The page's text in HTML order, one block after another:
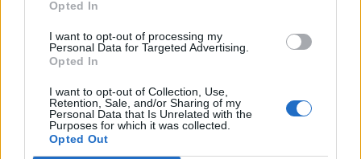
Opted In
I want to opt-out of processing my
Personal Data for Targeted Advertising.
Opted In
I want to opt-out of Collection, Use,
Retention, Sale, and/or Sharing of my
Personal Data that Is Unrelated with the
Purposes for which it was collected.
Opted Out